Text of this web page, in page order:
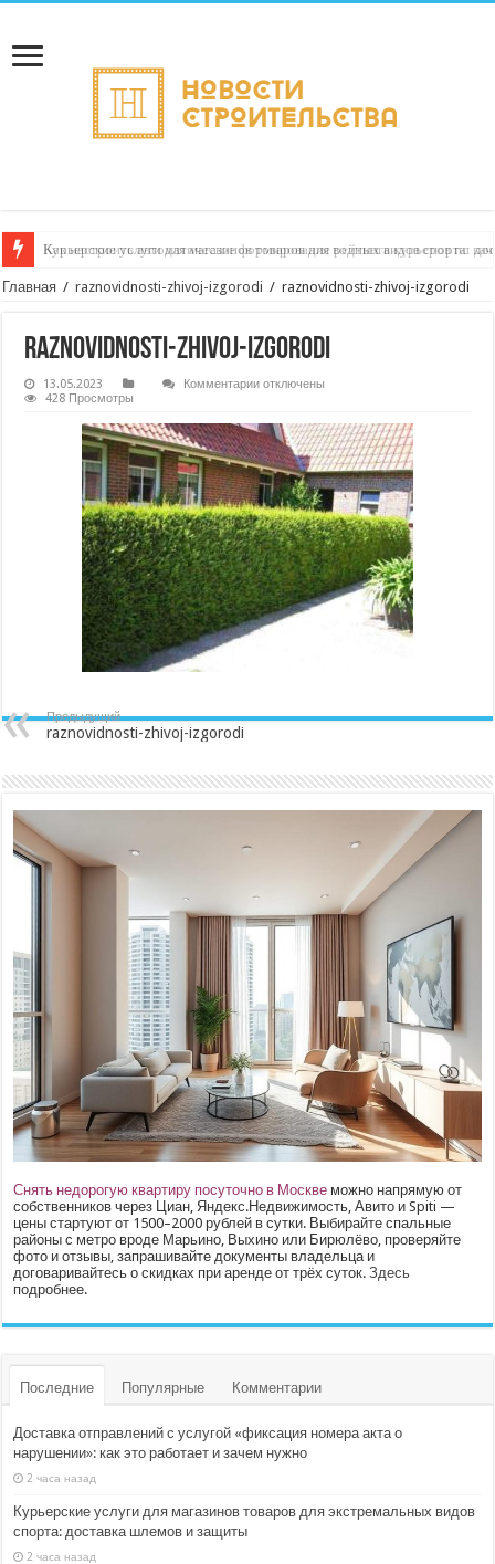
Как настроить автоматическое формирование рейтинга курьеров по
Главная / raznovidnosti-zhivoj-izgorodi / raznovidnosti-zhivoj-izgorodi
raznovidnosti-zhivoj-izgorodi
13.05.2023 Комментариик
zhivoj-
izgorodi
отключены
428 Просмотры
Предыдущий
raznovidnosti-zhivoj-izgorodi
Снять недорогую квартиру посуточно в Москве можно напрямую от
собственников через Циан, Яндекс.Недвижимость, Авито и Spiti —
цены стартуют от 1500–2000 рублей в сутки. Выбирайте спальные
районы с метро вроде Марьино, Выхино или Бирюлёво, проверяйте
фото и отзывы, запрашивайте документы владельца и
договаривайтесь о скидках при аренде от трёх суток.Здесь
подробнее.
Последние Популярные Комментарии
Доставка отправлений с услугой «фиксация номера акта о
нарушении»: как это работает и зачем нужно
2 часа назад
Курьерские услуги для магазинов товаров для экстремальных видов
спорта: доставка шлемов и защиты
2 часа назад